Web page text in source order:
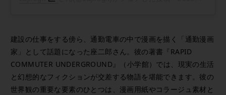
建設の仕事をする傍ら、通勤電車の中で漫画を描く「通勤漫画
家」として話題になった座二郎さん。彼の著書『RAPID
COMMUTER UNDERGROUND』（小学館）では、現実の生活
と幻想的なフィクションが交差する物語を堪能できます。彼の
世界観の重要な要素のひとつは、漫画用紙やコラージュ素材と